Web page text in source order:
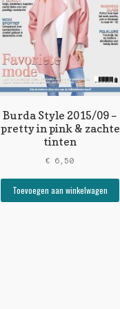
Burda Style 2015/09 –
pretty in pink & zachte
tinten
€ 6,50
Toevoegen aan winkelwagen